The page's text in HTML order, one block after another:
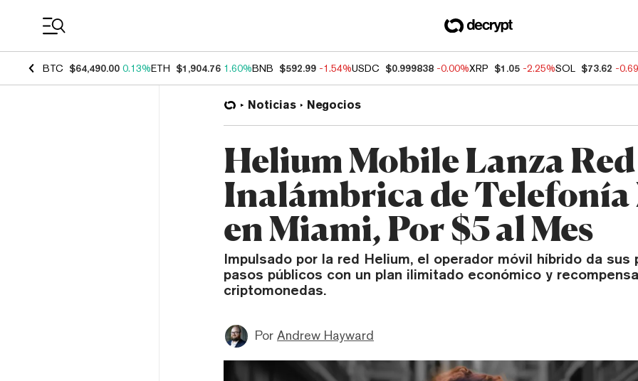
BTC $64,490.00 0.13%ETH $1,904.76 1.60%BNB $592.99 -1.54%USDC $0.999838 -0.00%XRP $1.05 -2.25%SOL $73.62 -
Noticias Negocios
Helium Mobile Lanza Red
Inalámbrica de Telefonía
en Miami, Por $5 al Mes
Impulsado por la red Helium, el operador móvil híbrido da sus
pasos públicos con un plan ilimitado económico y
criptomonedas.
Por Andrew Hayward